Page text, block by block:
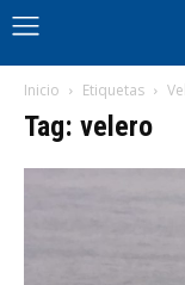
Inicio Etiquetas
Tag: velero